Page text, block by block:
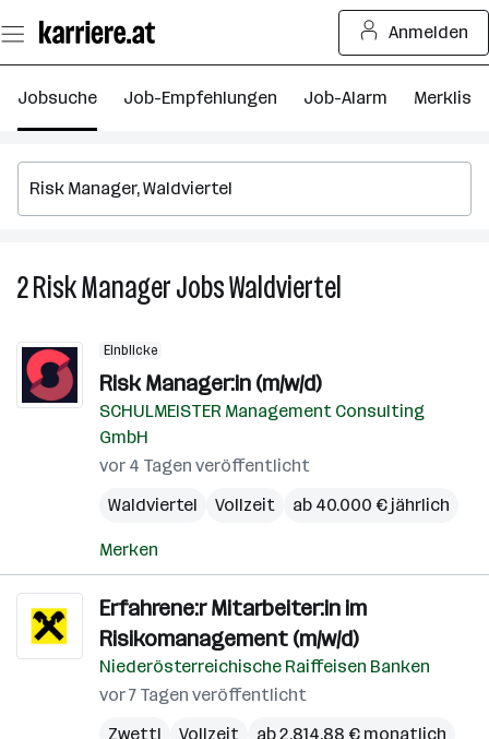
Seiteninhalt
springen
Anmelden
Jobsuche Job-Empfehlungen Job-Alarm Merkliste
2Risk ManagerJobsWaldviertel
Waldviertel
Einblicke
Risk Manager:in (m/w/d)
SCHULMEISTER Management Consulting
GmbH
vor 4 Tagen veröffentlicht
Waldviertel
Vollzeit ab 40.000 € jährlich
Merken
Erfahrene:r Mitarbeiter:in im
Risikomanagement (m/w/d)
Niederösterreichische Raiffeisen Banken
vor 7 Tagen veröffentlicht
Zwettl
Vollzeit ab 2.814,88 € monatlich